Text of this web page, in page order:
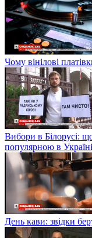
Чому вінілові
Вибори в Білорусі: що
популярною в Україні
День кави: звідки